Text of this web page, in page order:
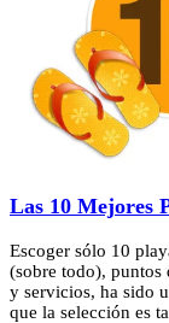
Las 10 Mejores
Escoger sólo 10
(sobre todo), puntos
y servicios, ha sido
que la selección es